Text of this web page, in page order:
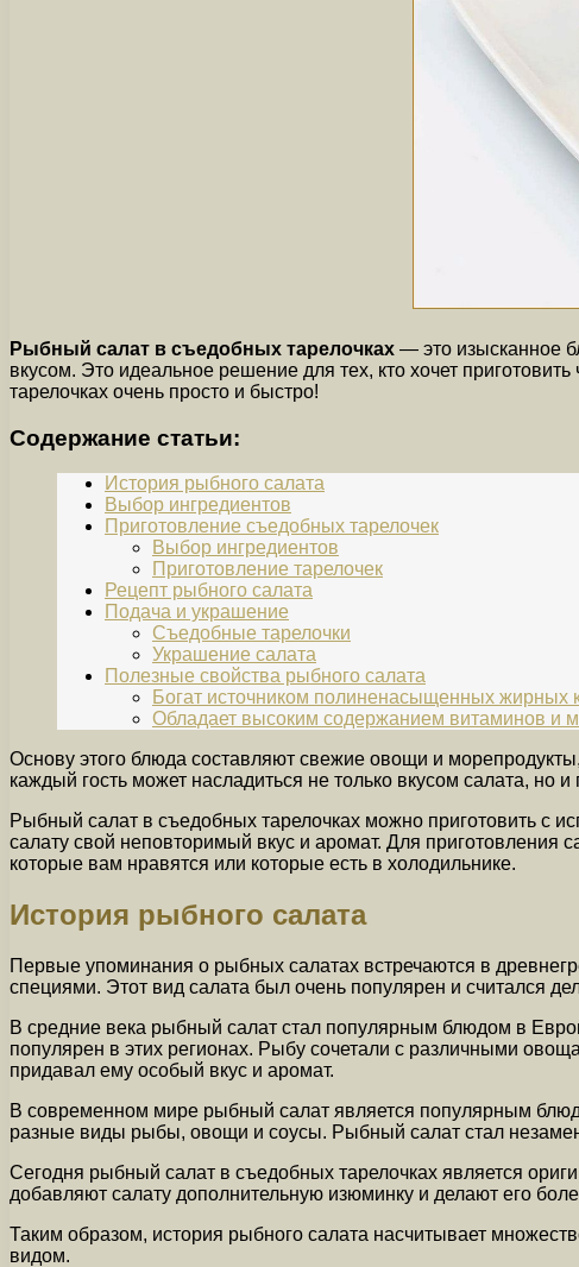
Рыбный салат в съедобных тарелочках — это изысканное
вкусом. Это идеальное решение для тех, кто хочет
тарелочках очень просто и быстро!
Содержание статьи:
История рыбного салата
Выбор ингредиентов
Приготовление съедобных тарелочек
Выбор ингредиентов
Приготовление тарелочек
Рецепт рыбного салата
Подача и украшение
Съедобные тарелочки
Украшение салата
Полезные свойства рыбного салата
Богат источником полиненасыщенных жирных
Обладает высоким содержанием витаминов и
Основу этого блюда составляют свежие овощи и
каждый гость может насладиться не только вкусом салата, но
Рыбный салат в съедобных тарелочках можно приготовить с
салату свой неповторимый вкус и аромат. Для
которые вам нравятся или которые есть в холодильнике.
История рыбного салата
Первые упоминания о рыбных салатах встречаются в
специями. Этот вид салата был очень популярен и считался
В средние века рыбный салат стал популярным блюдом в
популярен в этих регионах. Рыбу сочетали с различными
придавал ему особый вкус и аромат.
В современном мире рыбный салат является популярным
разные виды рыбы, овощи и соусы. Рыбный салат стал
Сегодня рыбный салат в съедобных тарелочках является
добавляют салату дополнительную изюминку и делают его
Таким образом, история рыбного салата насчитывает
видом.